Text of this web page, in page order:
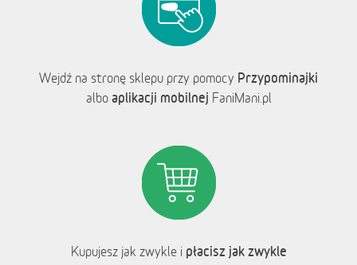
Wejdź na stronę sklepu przy pomocy Przypominajki
albo aplikacji mobilnej FaniMani.pl
Kupujesz jak zwykle i płacisz jak zwykle